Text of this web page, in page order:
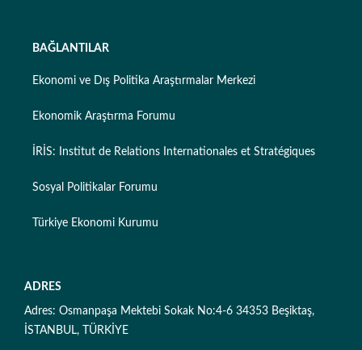
BAĞLANTILAR
Ekonomi ve Dış Politika Araştırmalar Merkezi
Ekonomik Araştırma Forumu
İRİS: Institut de Relations Internationales et Stratégiques
Sosyal Politikalar Forumu
Türkiye Ekonomi Kurumu
ADRES
Adres: Osmanpaşa Mektebi Sokak No:4-6 34353 Beşiktaş,
İSTANBUL, TÜRKİYE